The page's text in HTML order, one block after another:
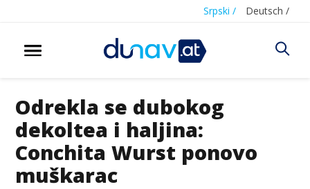
Srpski / Deutsch /
Odrekla se dubokog
dekoltea i haljina:
Conchita Wurst ponovo
muškarac